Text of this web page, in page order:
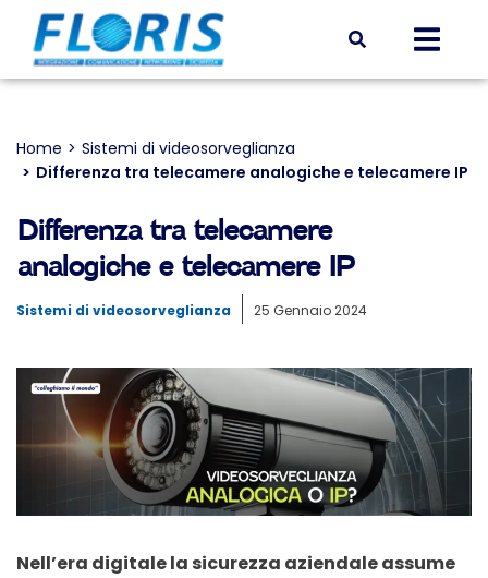
Tu sei qui:
Home
Sistemi di videosorveglianza
Differenza tra telecamere analogiche e telecamere IP
Differenza tra telecamere
analogiche e telecamere IP
Sistemi di videosorveglianza 25 Gennaio 2024
Nell’era digitale la sicurezza aziendale assume